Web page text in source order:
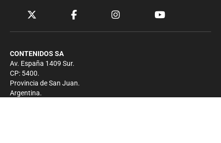
CONTENIDOS SA
Av. España 1409 Sur.
CP: 5400.
Provincia de San Juan.
Argentina.